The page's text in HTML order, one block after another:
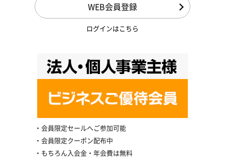
WEB会員登録
ログインはこちら
会員限定セールへご参加可能
会員限定クーポン配布中
もちろん入会金・年会費は無料